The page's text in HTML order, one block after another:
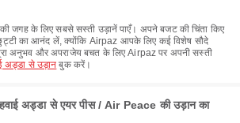
जगह के लिए सबसे सस्ती उड़ानें पाएँ। अपने बजट की चिंता किए
का आनंद लें, क्योंकि Airpaz आपके लिए कई विशेष सौदे
अनुभव और अपराजेय बचत के लिए Airpaz पर अपनी सस्ती
अड्डा से उड़ान बुक करें।
हवाई अड्डा से एयर पीस / Air Peace की उड़ान का